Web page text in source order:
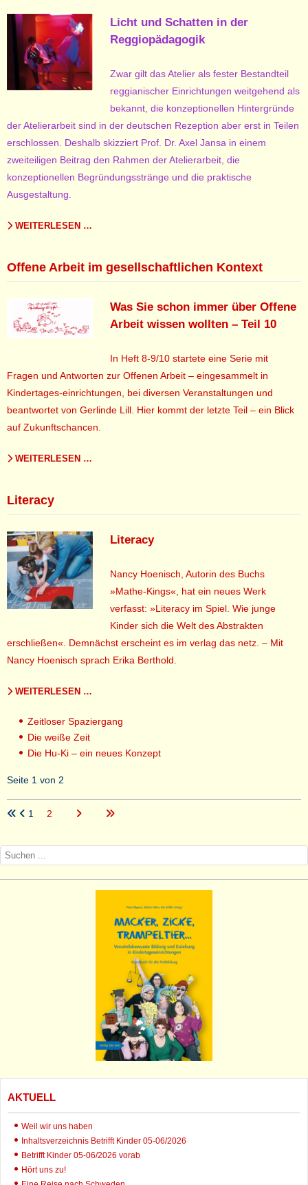
Licht und Schatten in der
Reggiopädagogik
Zwar gilt das Atelier als fester Bestandteil
reggianischer Einrichtungen weitgehend als
bekannt, die konzeptionellen Hintergründe
der Atelierarbeit sind in der deutschen Rezeption aber erst in Teilen
erschlossen. Deshalb skizziert Prof. Dr. Axel Jansa in einem
zweiteiligen Beitrag den Rahmen der Atelierarbeit, die
konzeptionellen Begründungsstränge und die praktische
Ausgestaltung.
WEITERLESEN …
Offene Arbeit im gesellschaftlichen Kontext
Was Sie schon immer über Offene
Arbeit wissen wollten – Teil 10
In Heft 8-9/10 startete eine Serie mit
Fragen und Antworten zur Offenen Arbeit – eingesammelt in
Kindertages-einrichtungen, bei diversen Veranstaltungen und
beantwortet von Gerlinde Lill. Hier kommt der letzte Teil – ein Blick
auf Zukunftschancen.
WEITERLESEN …
Literacy
Literacy
Nancy Hoenisch, Autorin des Buchs
»Mathe-Kings«, hat ein neues Werk
verfasst: »Literacy im Spiel. Wie junge
Kinder sich die Welt des Abstrakten
erschließen«. Demnächst erscheint es im verlag das netz. – Mit
Nancy Hoenisch sprach Erika Berthold.
WEITERLESEN …
Zeitloser Spaziergang
Die weiße Zeit
Die Hu-Ki – ein neues Konzept
Seite 1 von 2
1 2
AKTUELL
Weil wir uns haben
Inhaltsverzeichnis Betrifft Kinder 05-06/2026
Betrifft Kinder 05-06/2026 vorab
Hört uns zu!